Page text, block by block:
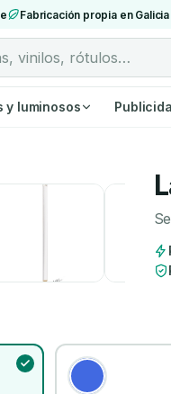
Fabricación propia en Galicia
y luminosos